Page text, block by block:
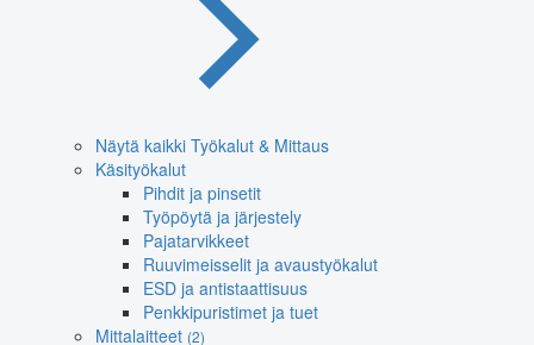
Näytä kaikki Työkalut & Mittaus
Käsityökalut
Pihdit ja pinsetit
Työpöytä ja järjestely
Pajatarvikkeet
Ruuvimeisselit ja avaustyökalut
ESD ja antistaattisuus
Penkkipuristimet ja tuet
Mittalaitteet (2)